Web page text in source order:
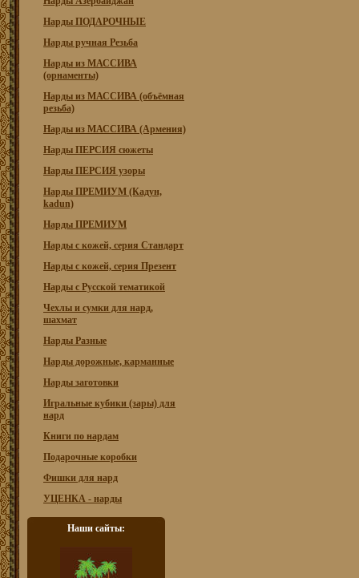
Нарды ПОДАРОЧНЫЕ
Нарды ручная Резьба
Нарды из МАССИВА
(орнаменты)
Нарды из МАССИВА (объёмная
резьба)
Нарды из МАССИВА (Армения)
Нарды ПЕРСИЯ сюжеты
Нарды ПЕРСИЯ узоры
Нарды ПРЕМИУМ (Кадун,
kadun)
Нарды ПРЕМИУМ
Нарды с кожей, серия Стандарт
Нарды с кожей, серия Презент
Нарды с Русской тематикой
Чехлы и сумки для нард,
шахмат
Нарды Разные
Нарды дорожные, карманные
Нарды заготовки
Игральные кубики (зары) для
нард
Книги по нардам
Подарочные коробки
Фишки для нард
УЦЕНКА - нарды
Наши сайты: